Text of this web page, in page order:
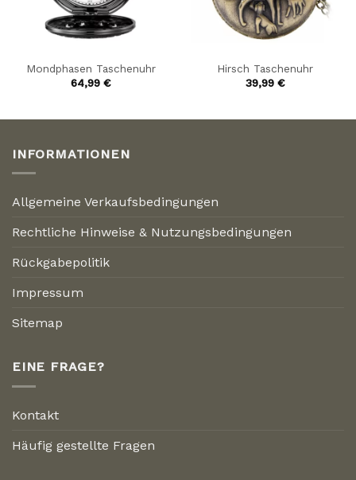
Mondphasen Taschenuhr
64,99 €
Hirsch Taschenuhr
39,99 €
INFORMATIONEN
Allgemeine Verkaufsbedingungen
Rechtliche Hinweise & Nutzungsbedingungen
Rückgabepolitik
Impressum
Sitemap
EINE FRAGE?
Kontakt
Häufig gestellte Fragen